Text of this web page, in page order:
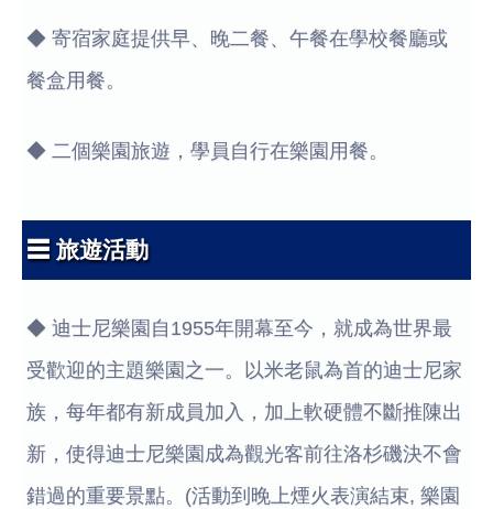
◆ 寄宿家庭提供早、晚二餐、午餐在學校餐廳或
餐盒用餐。
◆ 二個樂園旅遊，學員自行在樂園用餐。
☰ 旅遊活動
◆ 迪士尼樂園自1955年開幕至今，就成為世界最
受歡迎的主題樂園之一。以米老鼠為首的迪士尼家
族，每年都有新成員加入，加上軟硬體不斷推陳出
新，使得迪士尼樂園成為觀光客前往洛杉磯決不會
錯過的重要景點。(活動到晚上煙火表演結束, 樂園